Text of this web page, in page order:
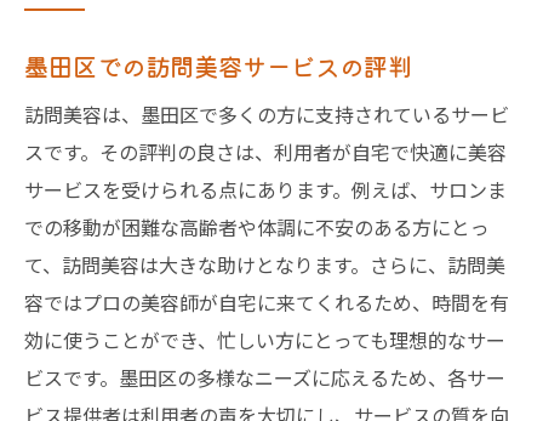
墨田区での訪問美容サービスの評判
訪問美容は、墨田区で多くの方に支持されているサービ
スです。その評判の良さは、利用者が自宅で快適に美容
サービスを受けられる点にあります。例えば、サロンま
での移動が困難な高齢者や体調に不安のある方にとっ
て、訪問美容は大きな助けとなります。さらに、訪問美
容ではプロの美容師が自宅に来てくれるため、時間を有
効に使うことができ、忙しい方にとっても理想的なサー
ビスです。墨田区の多様なニーズに応えるため、各サー
ビス提供者は利用者の声を大切にし、サービスの質を向